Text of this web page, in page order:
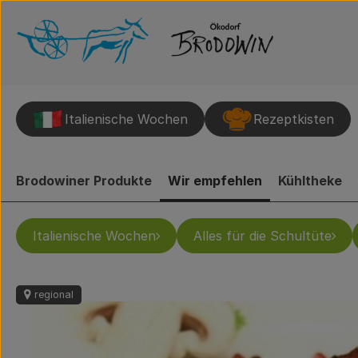
Italienische Wochen Rezeptkisten
Brodowiner Produkte Wir empfehlen Kühltheke
Italienische Wochen Alles für die Schultüte
regional